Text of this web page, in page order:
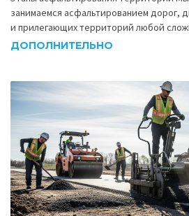
занимаемся асфальтированием дорог,
и прилегающих территорий любой
ДОПОЛНИТЕЛЬНО